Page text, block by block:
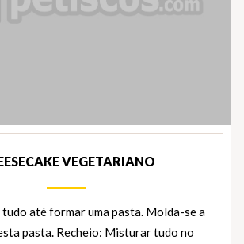
VEGETARIANO
tudo até formar uma pasta. Molda-se a
pasta. Recheio: Misturar tudo no